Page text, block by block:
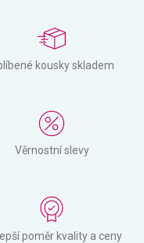
kousky skladem
Věrnostní slevy
poměr kvality a ceny